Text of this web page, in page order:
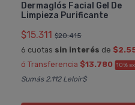
Dermaglós Facial Gel De
Limpieza Purificante
$15.311 $20.415
6 cuotas sin interés de
ó Transferencia $13.780 10%
Sumás 2.112 Leloir$